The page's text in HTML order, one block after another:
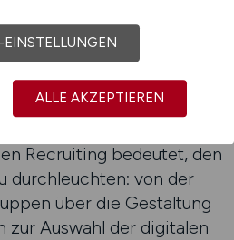
Recruiting-
dafür, dass Strategien nicht
sondern
Recruiting bedeutet, den
durchleuchten: von der
über die Gestaltung
zur Auswahl der digitalen
ALLE AKZEPTIEREN